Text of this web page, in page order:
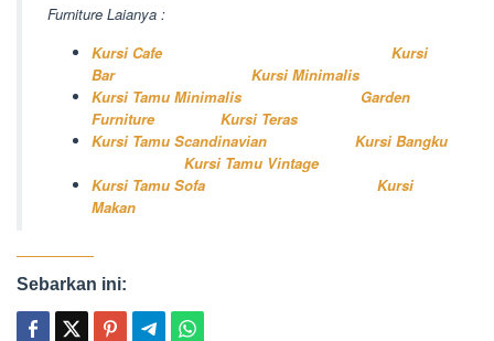
Furniture Laianya :
Kursi Cafe
Kursi
Bar
Kursi Minimalis
Kursi Tamu Minimalis
Garden
Furniture
Kursi Teras
Kursi Tamu Scandinavian
Kursi Bangku
Kursi Tamu Vintage
Kursi Tamu Sofa
Kursi
Makan
Sebarkan ini: